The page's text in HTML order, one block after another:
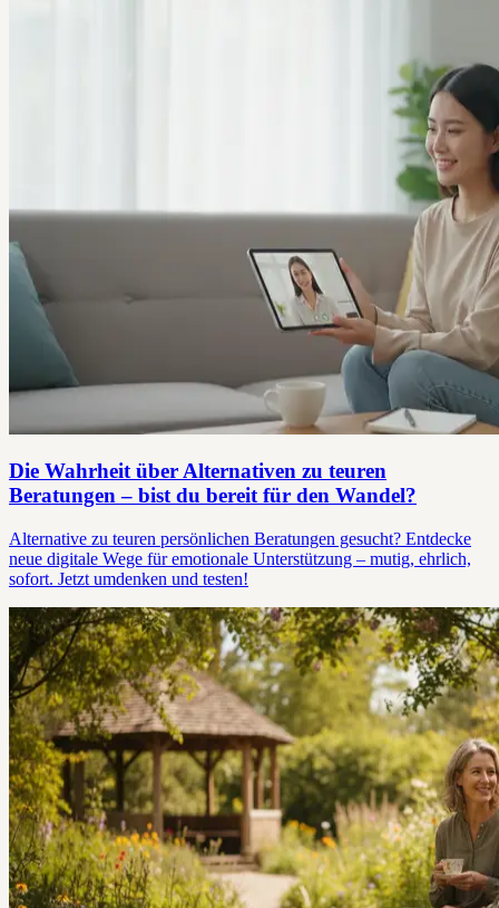
Die Wahrheit über Alternativen zu teuren
Beratungen – bist du bereit für den Wandel?
Alternative zu teuren persönlichen Beratungen gesucht? Entdecke
neue digitale Wege für emotionale Unterstützung – mutig, ehrlich,
sofort. Jetzt umdenken und testen!